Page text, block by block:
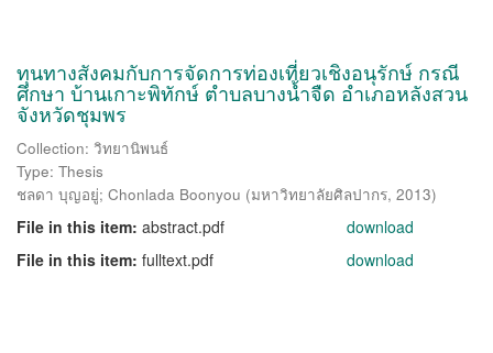
ทุนทางสังคมกับการจัดการท่องเที่ยวเชิงอนุรักษ์ กรณี
ศึกษา บ้านเกาะพิทักษ์ ตำบลบางน้ำจืด อำเภอหลังสวน
จังหวัดชุมพร
Collection: วิทยานิพนธ์
Type: Thesis
ชลดา บุญอยู่; Chonlada Boonyou (มหาวิทยาลัยศิลปากร, 2013)
File in this item: abstract.pdf
download
File in this item: fulltext.pdf download